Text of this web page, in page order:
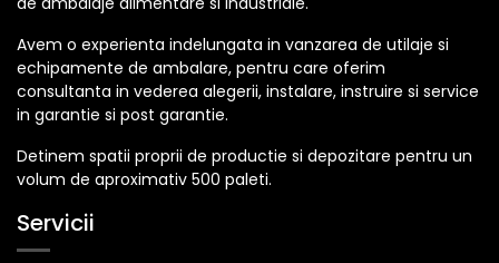
Avem o experienta indelungata in vanzarea de utilaje si
echipamente de ambalare, pentru care oferim
consultanta in vederea alegerii, instalare, instruire si service
in garantie si post garantie.
Detinem spatii proprii de productie si depozitare pentru un
volum de aproximativ 500 paleti.
Servicii